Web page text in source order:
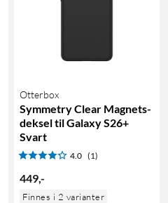
Otterbox
Symmetry Clear Magnets-
deksel til Galaxy S26+
Svart
4.0 (1)
449,-
Finnes i 2 varianter